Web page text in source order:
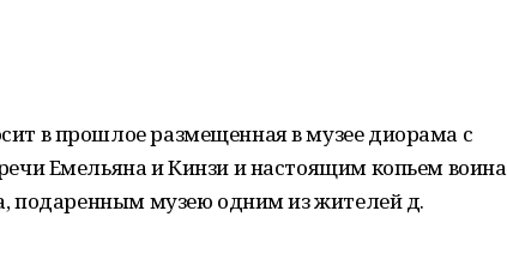
в прошлое размещенная в музее диорама с
Емельяна и Кинзи и настоящим копьем воина
подаренным музею одним из жителей д.